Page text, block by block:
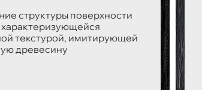
структуры поверхности
характеризующейся
текстурой, имитирующей
древесину